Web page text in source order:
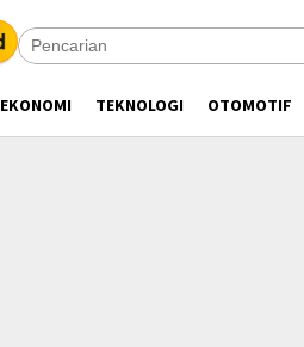
EKONOMI TEKNOLOGI OTOMOTIF